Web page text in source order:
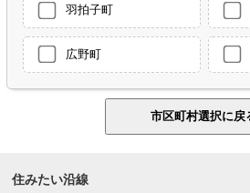
羽拍子町
広野町
住みたい沿線